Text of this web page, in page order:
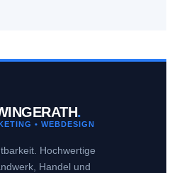
.
• WEBDESIGN
Hochwertige
Handel und